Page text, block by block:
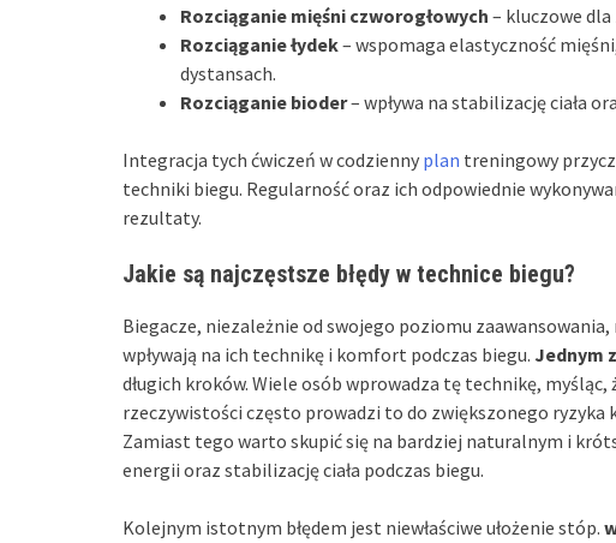
Rozciąganie mięśni czworogłowych – kluczowe dla
Rozciąganie łydek– wspomaga elastyczność
dystansach.
Rozciąganie bioder– wpływa na stabilizację ciała
Integracja tych ćwiczeń w codzienny plan treningowy
techniki biegu. Regularność oraz ich odpowiednie
rezultaty.
Jakie są najczęstsze błędy w technice biegu?
Biegacze, niezależnie od swojego poziomu
wpływają na ich technikę i komfort podczas biegu. Jednym
długich kroków. Wiele osób wprowadza tę technikę,
rzeczywistości często prowadzi to do zwiększonego
Zamiast tego warto skupić się na bardziej naturalnym i
energii oraz stabilizację ciała podczas biegu.
Kolejnym istotnym błędem jest niewłaściwe ułożenie stóp.